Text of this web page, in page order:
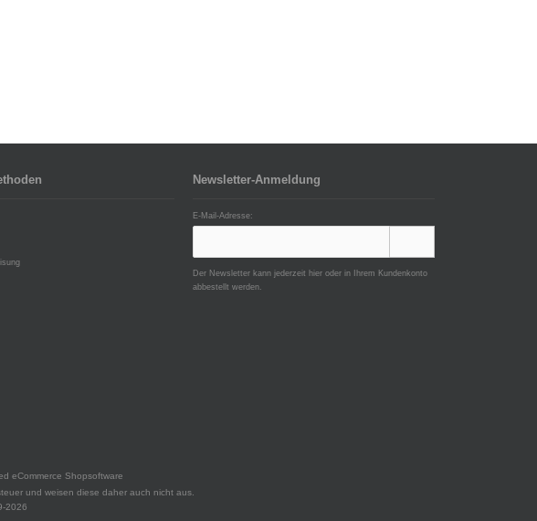
Newsletter-Anmeldung
E-Mail-Adresse:
Der Newsletter kann jederzeit hier oder in Ihrem Kundenkonto
abbestellt werden.
eCommerce Shopsoftware
und weisen diese daher auch nicht aus.
2026